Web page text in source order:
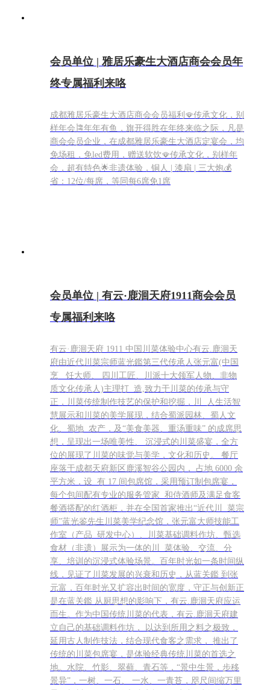
会员单位 | 雅居乐豪生大酒店商会会员年
终专属福利来咯
成都雅居乐豪生大酒店 商会会员福利🪭传承文化，别
样年会🎏年年有鱼，旗开得胜在年终来临之际，凡是
商会会员企业，在成都雅居乐豪生大酒店定宴会，均
免场租，免led费用，赠送软饮🪭传承文化，别样年
会，超有特色🌟非遗体验，铜人 | 漆扇 | 三大炮💰
省：12位/每席，等同每6席免1席
会员单位 | 有云·鹿洄天府1911商会会员
专属福利来咯
有云·鹿洄天府 1911 中国川菜体验中心有云.鹿洄天
府由近代川菜宗师蓝光鑑第三代传承人张元富(中国
烹 饪大师、 四川工匠、川派十大领军人物、非物
质文化传承人)主理打 造,致力于川菜的传承与守
正，川菜传统制作技艺的保护和挖掘，川 人生活智
慧展示和川菜的美学展现，结合蜀派园林、蜀人文
化、蜀地 农产，及“美食美器、重汤重味” 的成席思
想，呈现出一场唯美性、 沉浸式的川菜盛宴，全方
位的展现了川菜的味觉与美学，文化和历史。 餐厅
座落于成都天府新区鹿溪智谷公园内， 占地 6000 余
平方米，设 有 17 间包席馆，采用预订制包席宴，
每个包间配有专业的服务管家 和侍酒师及满足食客
餐酒搭配的红酒柜，并在全国首家推出“近代川 菜宗
师”蓝光鉴先生川菜美学纪念馆，张元富大师技能工
作室（产品 研发中心）、川菜基础调料作坊、甄选
食材（非遗）展示为一体的川 菜体验、交流、分
享、培训的沉浸式体验场景。百年时光如一条时间纵
线，见证了川菜发展的兴衰和历史，从蓝关鑑 到张
元富，百年时光又扩容出时间的宽度，守正与创新正
是在蓝关鑑 从厨思想的影响下，有云.鹿洄天府应运
而生。作为中国传统川菜的代表，有云.鹿洄天府建
立自己的基础调料作坊， 以达到所用之料之极致，
延用古人制作技法，结合现代食客之需求， 推出了
传统的川菜包席宴，是体验经典传统川菜的首选之
地。水院、竹影、翠藓、青石等，“景中生景，步移
景异”，一树、一石、 一水、一青苔，咫尺间缩万里